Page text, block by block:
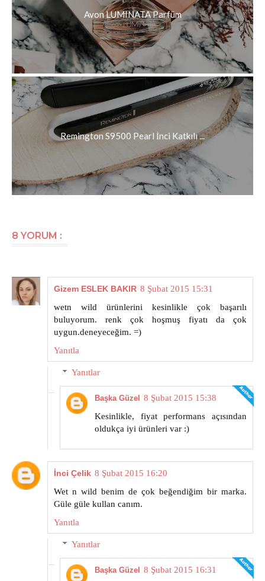
Avon LUMINATA Parfüm
Remington S9500 Pearl İnci Katkılı ...
8 YORUM :
Gizem ESLEK BAKIR 8 Şubat 2015 15:31
wetn wild ürünlerini kesinlikle çok başarılı
buluyorum. renk çok hoşmuş fiyatı da çok
uygun.deneyeceğim. =)
Yanıtla
Yanıtlar
Başka Güzel
8 Şubat 2015 15:38
Kesinlikle, fiyat performans açısından
oldukça iyi ürünleri var :)
İnci Çelik 8 Şubat 2015 16:20
Wet n wild benim de çok beğendiğim bir marka.
Güle güle kullan canım.
Yanıtla
Yanıtlar
Başka Güzel
8 Şubat 2015 16:31